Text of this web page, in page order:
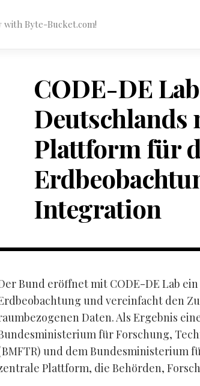
with Byte-Bucket.com!
CODE-DE
Deutschlands
Plattform für
Integration
Bund eröffnet mit CODE-DE Lab
und vereinfacht den
Daten. Als Ergebnis
für Forschung,
und dem Bundesministerium
Plattform, die Behörden,